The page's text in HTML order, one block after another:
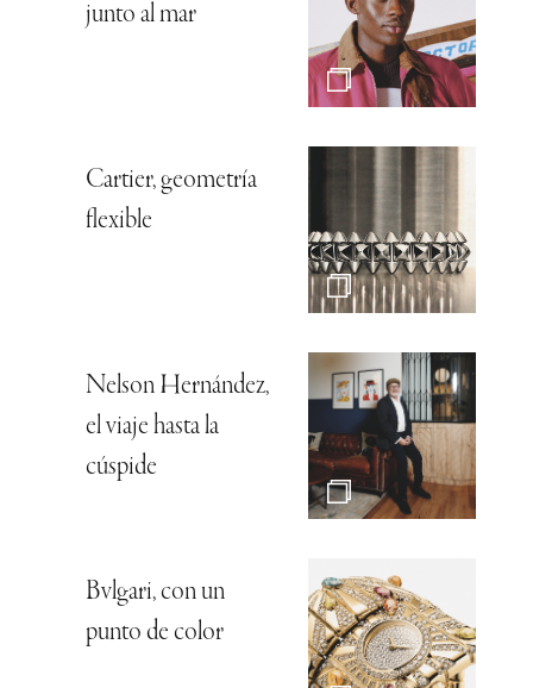
junto al mar
Cartier, geometría
flexible
Nelson Hernández,
el viaje hasta la
cúspide
Bvlgari, con un
punto de color